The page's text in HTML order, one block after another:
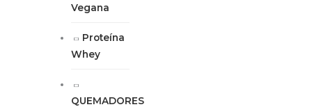
Vegana
Proteína
Whey
QUEMADORES